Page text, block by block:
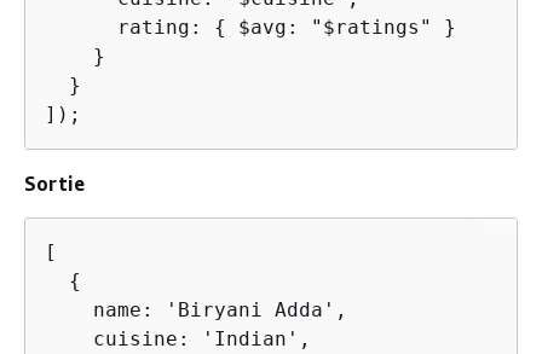
      rating:
{
$avg: "$ratings" }
    }
  }
]);
Sortie
[
{
    name: 'Biryani Adda',
    cuisine: 'Indian',